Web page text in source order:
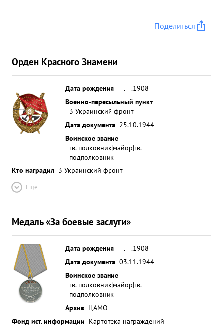
Поделиться
Орден Красного Знамени
Дата рождения
__.__.1908
Военно-пересыльный пункт
3 Украинский фронт
Дата документа 25.10.1944
Воинское звание
гв. полковник|майор|гв.
подполковник
Кто наградил 3 Украинский фронт
Ещё
Медаль «За боевые заслуги»
Дата рождения
__.__.1908
Дата документа 03.11.1944
Воинское звание
гв. полковник|майор|гв.
подполковник
Архив ЦАМО
Фонд ист. информации Картотека награждений